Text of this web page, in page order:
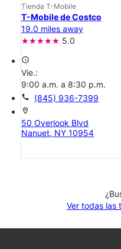
Tienda T-Mobile
T-Mobile de Costco
19.0 miles away
5.0
access_time
Vie.:
9:00 a.m. a 8:30 p.m.
call (845) 936-7399
location_on
50 Overlook Blvd
Nanuet, NY 10954
Ver todas las